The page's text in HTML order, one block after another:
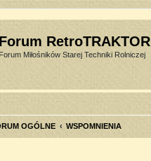
Forum RetroTRAKTOR
Forum Miłośników Starej Techniki Rolniczej
OGÓLNE WSPOMNIENIA